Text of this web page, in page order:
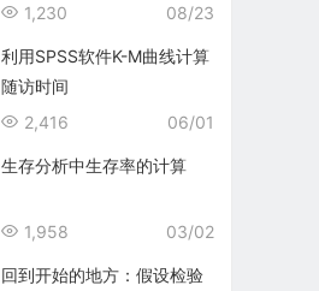
08/23
1,230
利用SPSS软件K-M曲线计算
随访时间
06/01
2,416
生存分析中生存率的计算
03/02
1,958
回到开始的地方：假设检验